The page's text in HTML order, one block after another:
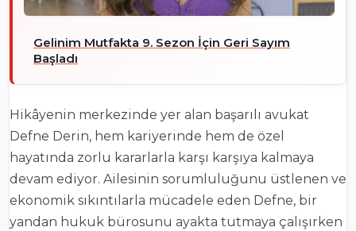
Gelinim Mutfakta 9. Sezon İçin Geri Sayım
Başladı
Hikâyenin merkezinde yer alan başarılı avukat
Defne Derin, hem kariyerinde hem de özel
hayatında zorlu kararlarla karşı karşıya kalmaya
devam ediyor. Ailesinin sorumluluğunu üstlenen ve
ekonomik sıkıntılarla mücadele eden Defne, bir
yandan hukuk bürosunu ayakta tutmaya çalışırken